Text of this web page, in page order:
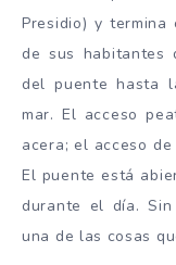
Presidio) y termina
de sus habitantes
del puente hasta
mar. El acceso
acera; el acceso
El puente está
durante el día.
una de las cosas